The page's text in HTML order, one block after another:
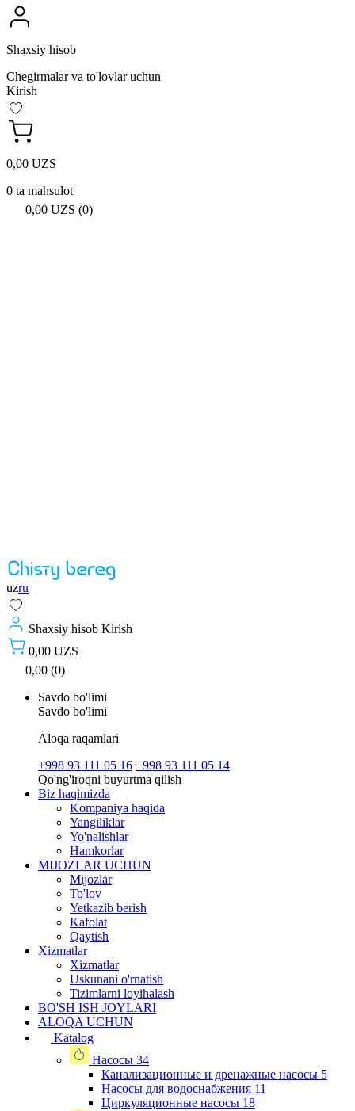
Shaxsiy hisob
Chegirmalar va to'lovlar uchun
Kirish
0,00 UZS
0 ta mahsulot
0,00 UZS (0)
uzru
Shaxsiy hisob Kirish
0,00 UZS
0,00 (0)
Savdo bo'limi
Savdo bo'limi
Aloqa raqamlari
+998 93 111 05 16 +998 93 111 05 14
Qo'ng'iroqni buyurtma qilish
Biz haqimizda
Kompaniya haqida
Yangiliklar
Yo'nalishlar
Hamkorlar
MIJOZLAR UCHUN
Mijozlar
To'lov
Yetkazib berish
Kafolat
Qaytish
Xizmatlar
Xizmatlar
Uskunani o'rnatish
Tizimlarni loyihalash
BO'SH ISH JOYLARI
ALOQA UCHUN
Katalog
Насосы 34
Канализационные и дренажные насосы 5
Насосы для водоснабжения 11
Циркуляционные насосы 18